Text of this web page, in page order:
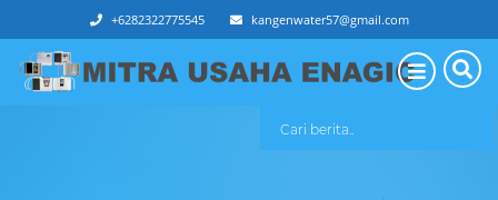
+6282322775545 kangenwater57@gmail.com